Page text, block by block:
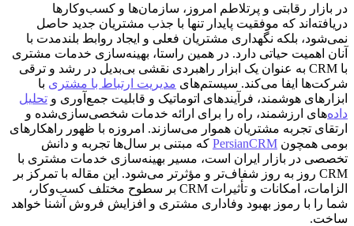
در بازار رقابتی و پرتلاطم امروز، سازمان‌ها و کسب‌وکارها
دریافته‌اند که موفقیت پایدار تنها با جذب مشتریان جدید حاصل
نمی‌شود، بلکه نگهداری مشتریان فعلی و ایجاد روابط بلندمدت با
آنان اهمیت حیاتی دارد. در همین راستا، بهینه‌سازی خدمات مشتری
با CRM به عنوان یک ابزار راهبردی نقشی بی‌بدیل در رشد و ترقی
شرکت‌ها ایفا می‌کند. سیستم‌های مدیریت ارتباط با مشتری با
ابزارهای هوشمند، فرآیندهای اتوماتیک و قابلیت جمع‌آوری و تحلیل
داده‌های ارزشمند، راه را برای ارائه خدمات شخصی‌سازی‌شده و
ارتقای تجربه مشتریان هموار می‌سازند. امروزه با ظهور راهکارهای
بومی همچون PersianCRM که مبتنی بر سال‌ها تجربه و دانش
تخصصی در بازار ایران است، مسیر بهینه‌سازی خدمات مشتری با
CRM روز به روز شفاف‌تر و مؤثرتر می‌شود. این مقاله با تمرکز بر
الزامات، امکانات و تأثیرات CRM بر سطوح مختلف کسب‌وکار،
شما را با رموز بهبود وفاداری مشتری و افزایش فروش آشنا خواهد
ساخت.